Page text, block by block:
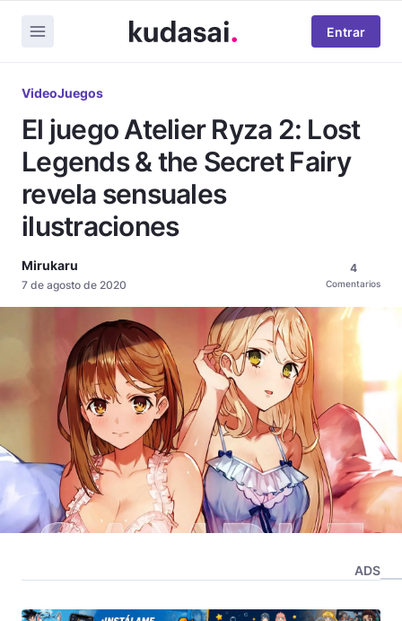
Entrar
VideoJuegos
El juego Atelier Ryza 2: Lost
Legends & the Secret Fairy
revela sensuales
ilustraciones
Mirukaru
7 de agosto de 2020
4
Comentarios
ADS